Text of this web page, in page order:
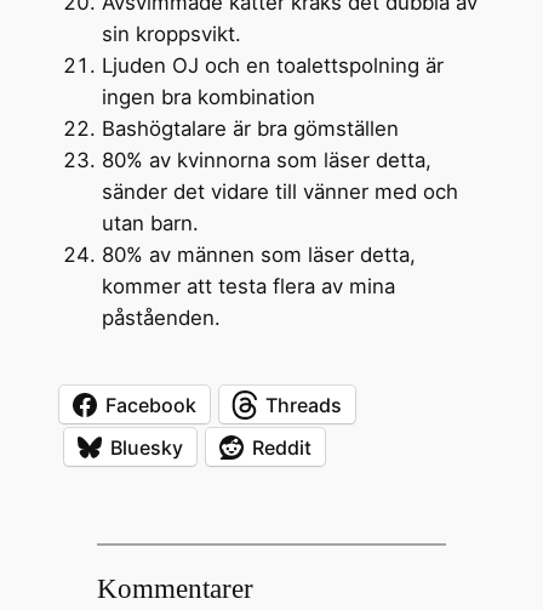
sin kroppsvikt.
Ljuden OJ och en toalettspolning är
ingen bra kombination
Bashögtalare är bra gömställen
80% av kvinnorna som läser detta,
sänder det vidare till vänner med och
utan barn.
80% av männen som läser detta,
kommer att testa flera av mina
påståenden.
Facebook
Threads
Bluesky
Reddit
Kommentarer